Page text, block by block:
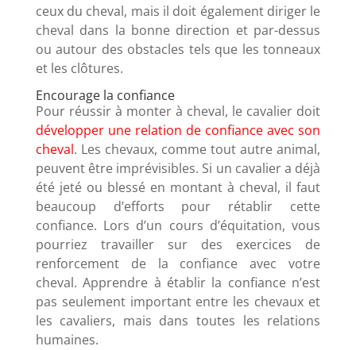
ceux du cheval, mais il doit également diriger le
cheval dans la bonne direction et par-dessus
ou autour des obstacles tels que les tonneaux
et les clôtures.
Encourage la confiance
Pour réussir à monter à cheval, le cavalier doit
développer une relation de confiance avec son
cheval. Les chevaux, comme tout autre animal,
peuvent être imprévisibles. Si un cavalier a déjà
été jeté ou blessé en montant à cheval, il faut
beaucoup d’efforts pour rétablir cette
confiance. Lors d’un cours d’équitation, vous
pourriez travailler sur des exercices de
renforcement de la confiance avec votre
cheval. Apprendre à établir la confiance n’est
pas seulement important entre les chevaux et
les cavaliers, mais dans toutes les relations
humaines.